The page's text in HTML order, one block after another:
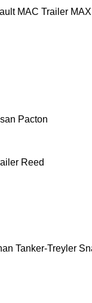
MAC Trailer
Pacton
Reed
Tanker-Treyler